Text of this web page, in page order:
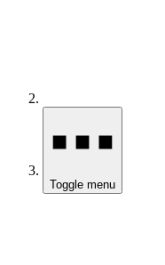
Toggle menu